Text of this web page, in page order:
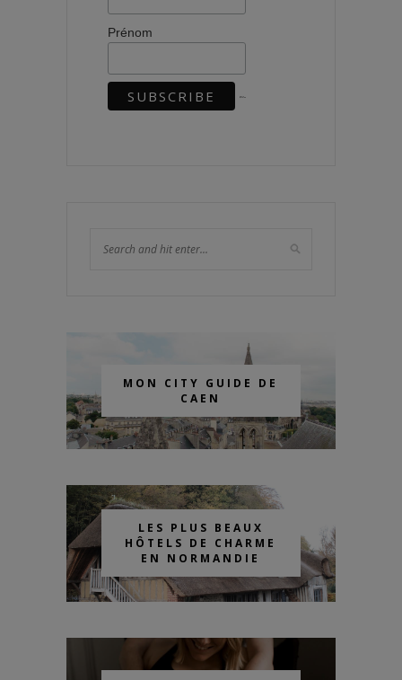
Prénom
MON CITY GUIDE DE
CAEN
LES PLUS BEAUX
HÔTELS DE CHARME
EN NORMANDIE